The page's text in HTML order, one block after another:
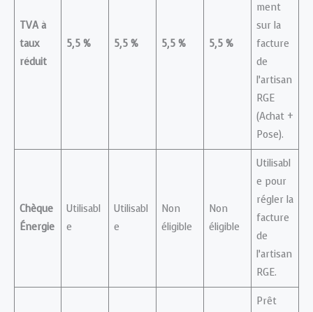
TVA à
taux
réduit
5,5 % 5,5 % 5,5 % 5,5 %
ment
sur la
facture
de
l’artisan
RGE
(Achat +
Pose).
Chèque
Énergie
Utilisabl
e
Utilisabl
e
Non
éligible
Non
éligible
Utilisabl
e pour
régler la
facture
de
l’artisan
RGE.
Prêt